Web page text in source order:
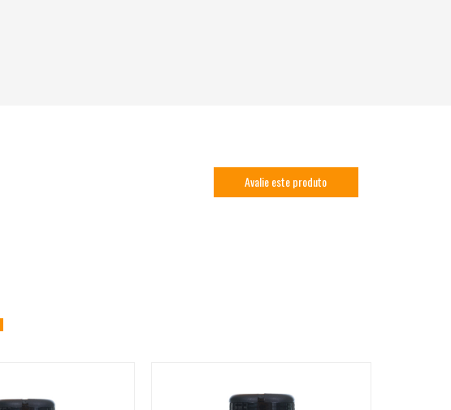
Avalie este produto